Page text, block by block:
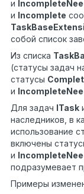
и
и Incomplete
собой список
Из списка
(статусы задач
статусы
и
Для задач ITask
наследников, в
использование
включены
и
подразумевает
Примеры